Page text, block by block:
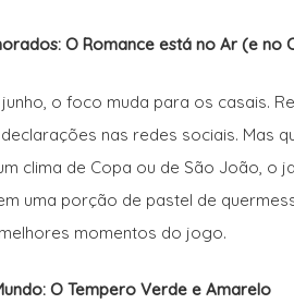
O Romance está no Ar (e no
junho, o foco muda para os casais.
nas redes sociais. Mas
clima de Copa ou de São João, o
uma porção de pastel de
momentos do jogo.
O Tempero Verde e Amarelo